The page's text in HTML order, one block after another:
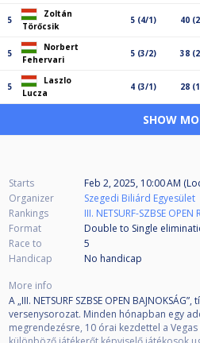
5
Zoltán
Törőcsik
5 (4/1) 40
5
Norbert
Fehervari
5 (3/2) 38
5
Laszlo
Lucza
4 (3/1) 28
SHOW
Starts
Feb 2, 2025, 10:00 AM
Organizer
Szegedi Biliárd Egyesület
Rankings
III. NETSURF-SZBSE
Format
Double to Single
Race to
5
Handicap
No handicap
More info
A „III. NETSURF SZBSE OPEN
versenysorozat. Minden hónapban egy
megrendezésre, 10 órai kezdettel a